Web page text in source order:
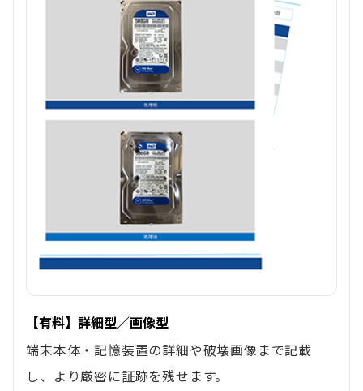
【有料】詳細型／画像型
端末本体・記憶装置の詳細や破壊画像まで記載
し、より厳密に証跡を残せます。